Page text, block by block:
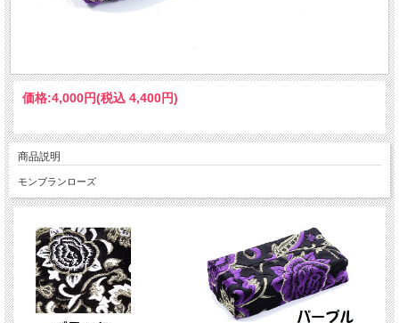
価格:4,000円(税込 4,400円)
商品説明
モンブランローズ